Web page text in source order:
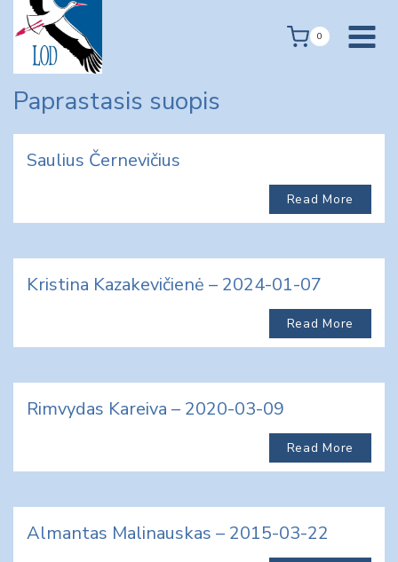
content
0
Paprastasis suopis
Saulius Černevičius
Read More
Kristina Kazakevičienė – 2024-01-07
Read More
Rimvydas Kareiva – 2020-03-09
Read More
Almantas Malinauskas – 2015-03-22